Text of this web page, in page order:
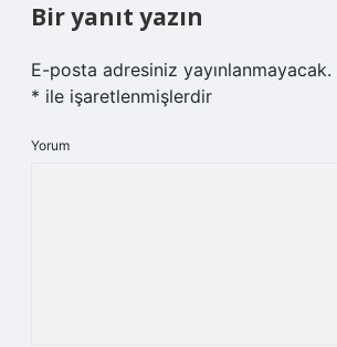
Bir yanıt yazın
E-posta adresiniz yayınlanmayacak.
* ile işaretlenmişlerdir
Yorum